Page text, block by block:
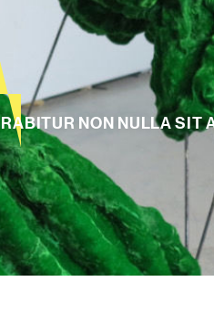
ART &
NON NULLA SIT